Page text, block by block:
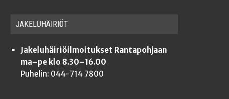
JAKE­LU­HÄI­RIÖT
Jakeluhäiriöilmoitukset Rantapohjaan
ma–pe klo 8.30–16.00
Puhelin: 044-714 7800